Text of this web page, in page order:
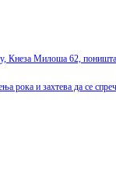
Милоша 62,
рока и захтева да се